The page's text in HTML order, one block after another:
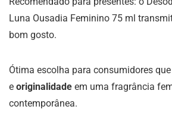
Luna Ousadia Feminino 75 ml
bom gosto.
Ótima escolha para consumidores
e originalidade em uma fragrância
contemporânea.